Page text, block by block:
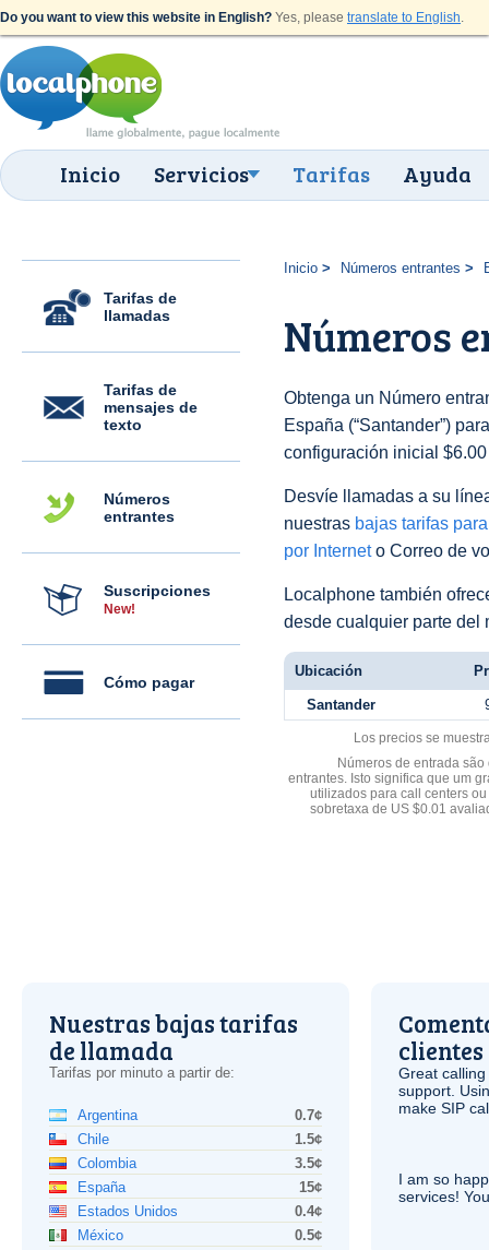
Do you want to view this website in English? Yes, please translate to English.
Inicio Servicios Tarifas Ayuda
Tarifas de
llamadas
Tarifas de
mensajes de
texto
Números
entrantes
Suscripciones
New!
Cómo pagar
Inicio Números entrantes
Números
Obtenga un Número
España (“Santander”)
configuración inicial
Desvíe llamadas a su
nuestras bajas tarifas
por Interneto Correo de
Localphone también
desde cualquier parte del
Ubicación
Santander
Los precios se
Números de entrada
entrantes. Isto significa que um
utilizados para call centers
sobretaxa de US $0.01
Nuestras bajas tarifas
de llamada
Tarifas por minuto a partir de:
Argentina
0.7¢
Chile
1.5¢
Colombia
3.5¢
España
15¢
Estados Unidos
0.4¢
México
0.5¢
clientes
Great
support.
make SIP
I am so
services!